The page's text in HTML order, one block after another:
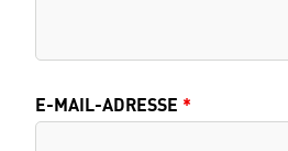
E-MAIL-ADRESSE *